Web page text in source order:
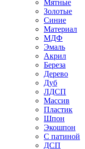
Мятные
Золотые
Синие
Материал
МДФ
Эмаль
Акрил
Береза
Дерево
Дуб
ЛДСП
Массив
Пластик
Шпон
Экошпон
С патиной
ДСП